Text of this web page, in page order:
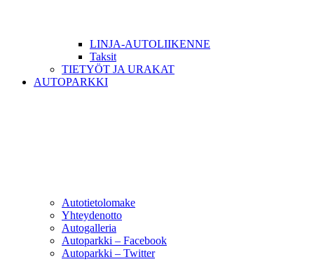
LINJA-AUTOLIIKENNE
Taksit
TIETYÖT JA URAKAT
AUTOPARKKI
Autotietolomake
Yhteydenotto
Autogalleria
Autoparkki – Facebook
Autoparkki – Twitter